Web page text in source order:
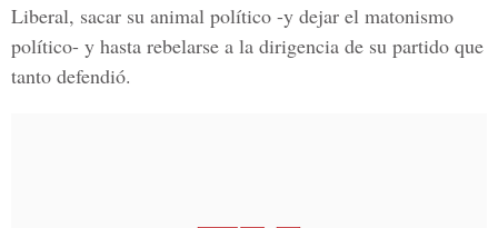
Liberal, sacar su animal político -y dejar el matonismo
político- y hasta rebelarse a la dirigencia de su partido que
tanto defendió.